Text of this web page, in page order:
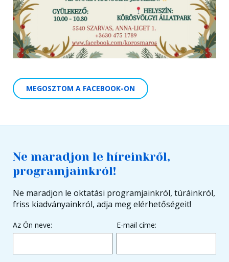
MEGOSZTOM A FACEBOOK-ON
Ne maradjon le híreinkről,
programjainkról!
Ne maradjon le oktatási programjainkról, túráinkról,
friss kiadványainkról, adja meg elérhetőségeit!
Az Ön neve: E-mail címe: